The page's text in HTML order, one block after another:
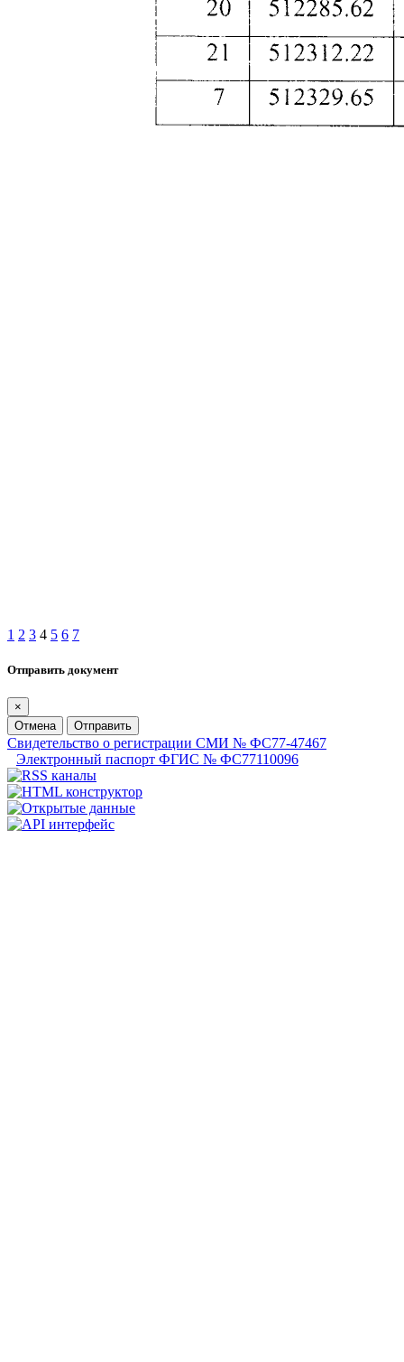
1 2 3 4 5 6 7
Отправить документ
×
Отмена
Отправить
Свидетельство о регистрации СМИ № ФС77-47467
Электронный паспорт ФГИС № ФС77110096